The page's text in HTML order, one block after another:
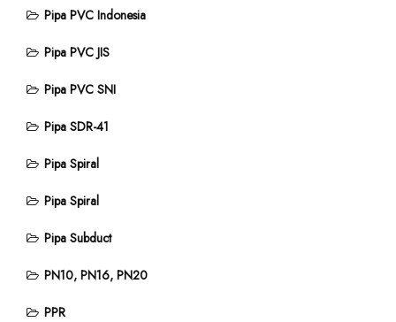
Pipa PVC Indonesia
Pipa PVC JIS
Pipa PVC SNI
Pipa SDR-41
Pipa Spiral
Pipa Spiral
Pipa Subduct
PN10, PN16, PN20
PPR